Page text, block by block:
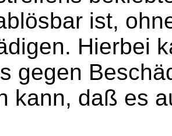
ist,
Hierbei
gegen
kann, daß es